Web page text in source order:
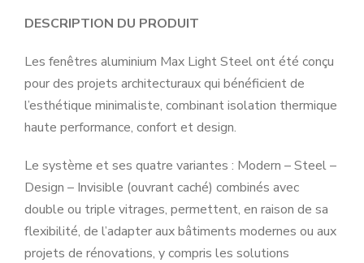
DESCRIPTION DU PRODUIT
Les fenêtres aluminium Max Light Steel ont été conçu
pour des projets architecturaux qui bénéficient de
l’esthétique minimaliste, combinant isolation thermique
haute performance, confort et design.
Le système et ses quatre variantes : Modern – Steel –
Design – Invisible (ouvrant caché) combinés avec
double ou triple vitrages, permettent, en raison de sa
flexibilité, de l’adapter aux bâtiments modernes ou aux
projets de rénovations, y compris les solutions